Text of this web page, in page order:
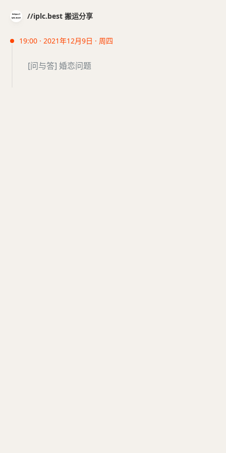
//iplc.best 搬运分享
19:00 · 2021年12月9日 · 周四
[问与答] 婚恋问题